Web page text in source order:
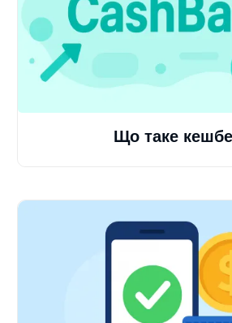
Що таке